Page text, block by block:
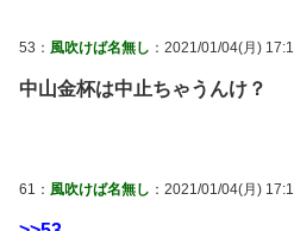
53： 風吹けば名無し ：2021/01/04(月)
中山金杯は中止ちゃうんけ？
61： 風吹けば名無し ：2021/01/04(月)